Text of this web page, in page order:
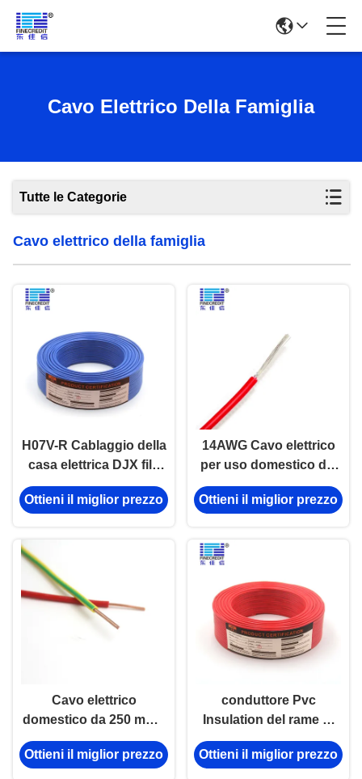
Cavo Elettrico Della Famiglia
Tutte le Categorie
Cavo elettrico della famiglia
H07V-R Cablaggio della
casa elettrica DJX filo
elettrico con conduttore
di rame e isolamento in
Ottieni il miglior prezzo
14AWG Cavo elettrico
per uso domestico del
produttore di cavi DJX
Ottieni il miglior prezzo
Cavo elettrico
domestico da 250 mmq
del produttore Top
Cable
Ottieni il miglior prezzo
conduttore Pvc
Insulation del rame di
2.5-10mm2 H07 V-K
Household Electrical
Ottieni il miglior prezzo